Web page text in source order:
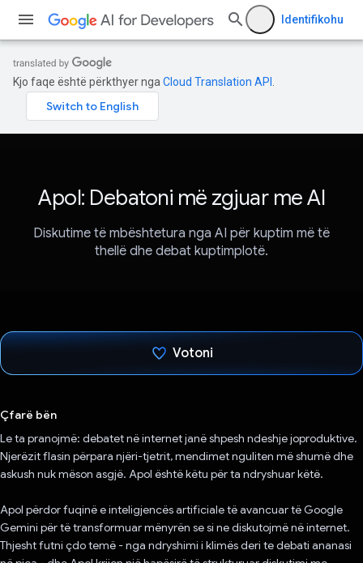
Identifikohu
Kjo faqe është përkthyer nga Cloud Translation API
Apol: Debatoni më zgjuar me AI
Diskutime të mbështetura nga AI për kuptim më të
thellë dhe debat kuptimplotë.
Votoni
Çfarë bën
Le ta pranojmë: debatet në internet janë shpesh ndeshje joproduktive.
Njerëzit flasin përpara njëri-tjetrit, mendimet nguliten më shumë dhe
askush nuk mëson asgjë. Apol është këtu për ta ndryshuar këtë.
Apol përdor fuqinë e inteligjencës artificiale të avancuar të Google
Gemini për të transformuar mënyrën se si ne diskutojmë në internet.
Thjesht futni çdo temë - nga ndryshimi i klimës deri te debati ananasi